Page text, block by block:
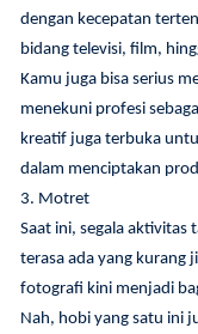
dengan kecepatan
bidang televisi, film,
Kamu juga bisa serius
menekuni profesi
kreatif juga terbuka
dalam menciptakan
3. Motret
Saat ini, segala aktivitas
terasa ada yang kurang
fotografi kini menjadi
Nah, hobi yang satu ini